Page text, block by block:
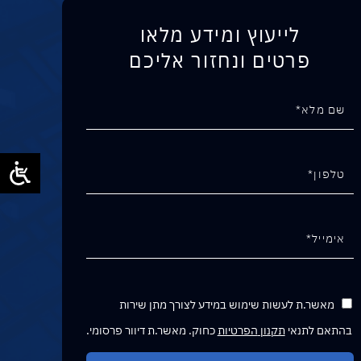
לייעוץ ומידע מלאו
פרטים ונחזור אליכם
מאשר.ת לעשות שימוש במידע לצורך מתן שירות
בהתאם לתנאיתקנון הפרטיות כחוק. מאשר.ת דיוור פרסומי.